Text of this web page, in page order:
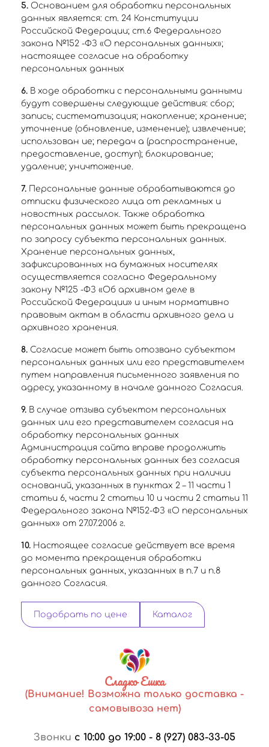
5. Основанием для обработки персональных
данных является: ст. 24 Конституции
Российской Федерации; ст.6 Федерального
закона №152 -ФЗ «О персональных данных»;
настоящее согласие на обработку
персональных данных
6. В ходе обработки с персональными данными
будут совершены следующие действия: сбор;
запись; систематизация; накопление; хранение;
уточнение (обновление, изменение); извлечение;
использован ие; передач а (распространение,
предоставление, доступ); блокирование;
удаление; уничтожение.
7. Персональные данные обрабатываются до
отписки физического лица от рекламных и
новостных рассылок. Также обработка
персональных данных может быть прекращена
по запросу субъекта персональных данных.
Хранение персональных данных,
зафиксированных на бумажных носителях
осуществляется согласно Федеральному
закону №125 -ФЗ «Об архивном деле в
Российской Федерации» и иным нормативно
правовым актам в области архивного дела и
архивного хранения.
8. Согласие может быть отозвано субъектом
персональных данных или его представителем
путем направления письменного заявления по
адресу, указанному в начале данного Согласия.
9. В случае отзыва субъектом персональных
данных или его представителем согласия на
обработку персональных данных
Администрация сайта вправе продолжить
обработку персональных данных без согласия
субъекта персональных данных при наличии
оснований, указанных в пунктах 2 – 11 части 1
статьи 6, части 2 статьи 10 и части 2 статьи 11
Федерального закона №152-ФЗ «О персональных
данных» от 27.07.2006 г.
10. Настоящее согласие действует все время
до момента прекращения обработки
персональных данных, указанных в п.7 и п.8
данного Согласия.
Подобрать по цене Каталог
Сладко Ешка
(Внимание! Возможна только доставка -
самовывоза нет)
Звонки с 10:00 до 19:00 - 8 (927) 083-33-05